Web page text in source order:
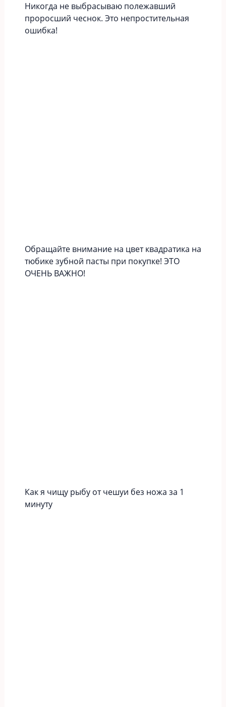
Никогда не выбрасываю полежавший
проросший чеснок. Это непростительная
ошибка!
Обращайте внимание на цвет квадратика на
тюбике зубной пасты при покупке! ЭТО
ОЧЕНЬ ВАЖНО!
Как я чищу рыбу от чешуи без ножа за 1
минуту